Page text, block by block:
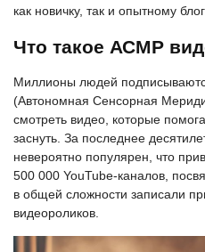
как новичку, так и опытному
Что такое АСМР
Миллионы людей
(Автономная Сенсорная
смотреть видео, которые
заснуть. За последнее
невероятно популярен, что
500 000 YouTube-каналов,
в общей сложности записали
видеороликов.